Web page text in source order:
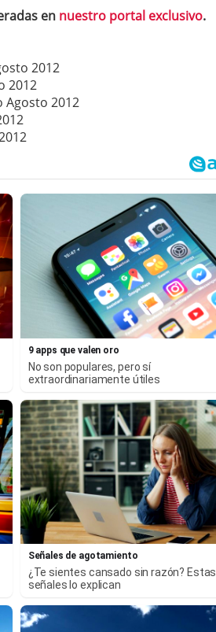
en nuestro portal exclusivo.
2012
2012
Agosto 2012
9 apps que valen oro
No son populares, pero sí
extraordinariamente útiles
Señales de agotamiento
¿Te sientes cansado sin razón? Estas
señales lo explican